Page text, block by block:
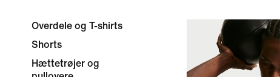
Overdele og T-shirts
Shorts
Hættetrøjer og